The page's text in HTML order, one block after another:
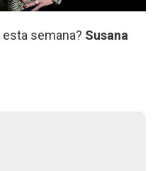
esta semana? Susana